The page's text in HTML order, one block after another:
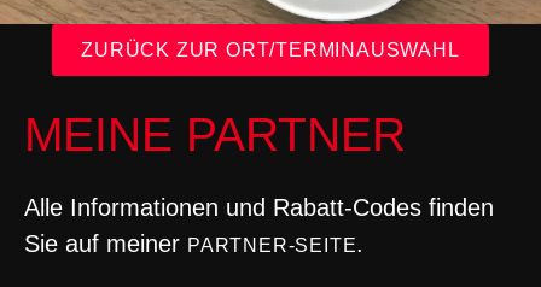
ZURÜCK ZUR ORT/TERMINAUSWAHL
MEINE PARTNER
Alle Informationen und Rabatt-Codes finden
Sie auf meiner PARTNER-SEITE.